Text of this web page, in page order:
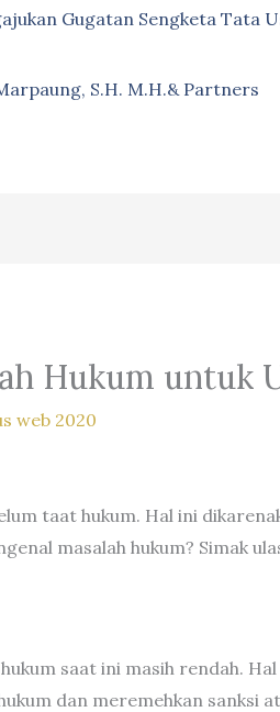
Gugatan Sengketa Tata
S.H. M.H.& Partners
Hukum untuk
web 2020
taat hukum. Hal ini
masalah hukum? Simak
saat ini masih rendah.
dan meremehkan sanksi